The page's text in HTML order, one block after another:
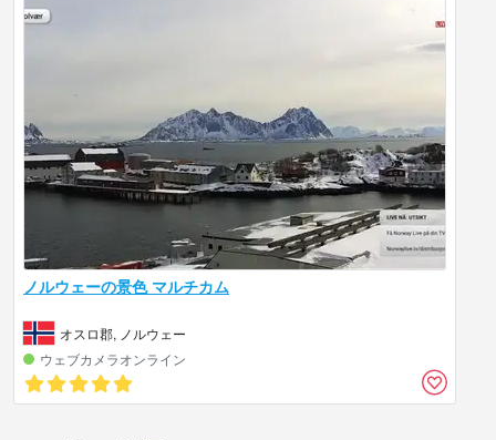
ノルウェーの景色 マルチカム
オスロ郡, ノルウェー
ウェブカメラオンライン